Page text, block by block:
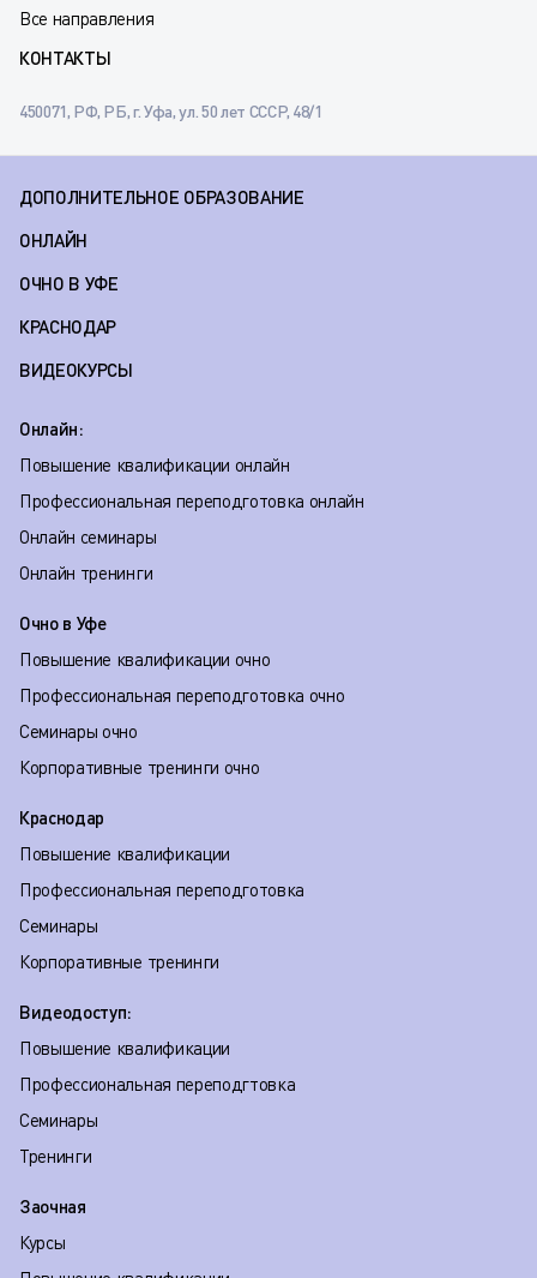
Все направления
КОНТАКТЫ
450071, РФ, РБ, г. Уфа, ул. 50 лет СССР, 48/1
ДОПОЛНИТЕЛЬНОЕ ОБРАЗОВАНИЕ
ОНЛАЙН
ОЧНО В УФЕ
КРАСНОДАР
ВИДЕОКУРСЫ
Онлайн:
Повышение квалификации онлайн
Профессиональная переподготовка онлайн
Онлайн семинары
Онлайн тренинги
Очно в Уфе
Повышение квалификации очно
Профессиональная переподготовка очно
Семинары очно
Корпоративные тренинги очно
Краснодар
Повышение квалификации
Профессиональная переподготовка
Семинары
Корпоративные тренинги
Видеодоступ:
Повышение квалификации
Профессиональная переподгтовка
Семинары
Тренинги
Заочная
Курсы